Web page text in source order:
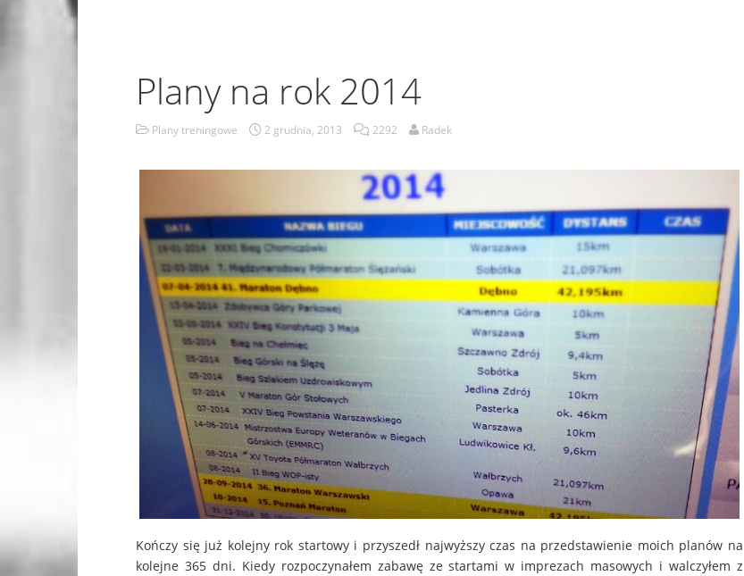
Plany na rok 2014
Plany treningowe 2 grudnia, 2013 2292 Radek
Kończy się już kolejny rok startowy i przyszedł najwyższy czas na przedstawienie moich planów na
kolejne 365 dni. Kiedy rozpoczynałem zabawę ze startami w imprezach masowych i walczyłem z